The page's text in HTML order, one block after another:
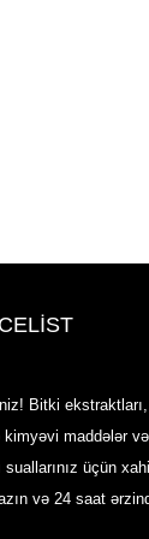
Bitki ekstraktları,
kimyəvi maddələr və
üçün
və 24 saat
qurulduğumuz Çin,